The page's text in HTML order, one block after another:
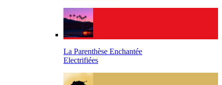
La Parenthèse Enchantée
Electrifiées